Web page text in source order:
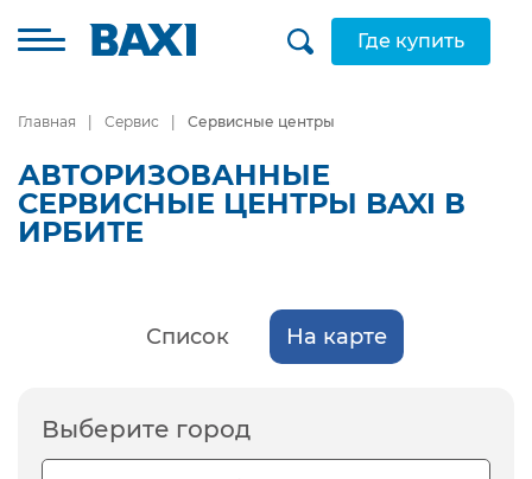
Где купить
Главная Сервис Сервисные центры
АВТОРИЗОВАННЫЕ
СЕРВИСНЫЕ ЦЕНТРЫ BAXI В
ИРБИТЕ
Список На карте
Выберите город